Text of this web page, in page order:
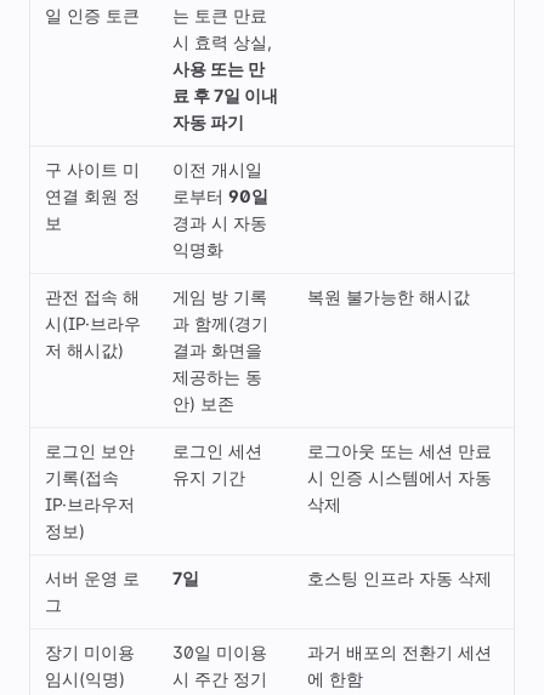
일 인증 토큰
는 토큰 만료
시 효력 상실,
사용 또는 만
료 후 7일 이내
자동 파기
구 사이트 미
연결 회원 정
보
이전 개시일
로부터 90일
경과 시 자동
익명화
관전 접속 해
시(IP·브라우
저 해시값)
게임 방 기록
과 함께(경기
결과 화면을
제공하는 동
안) 보존
복원 불가능한 해시값
로그인 보안
기록(접속
IP·브라우저
정보)
로그인 세션
유지 기간
로그아웃 또는 세션 만료
시 인증 시스템에서 자동
삭제
서버 운영 로
그
7일 호스팅 인프라 자동 삭제
장기 미이용
임시(익명)
30일 미이용
시 주간 정기
과거 배포의 전환기 세션
에 한함